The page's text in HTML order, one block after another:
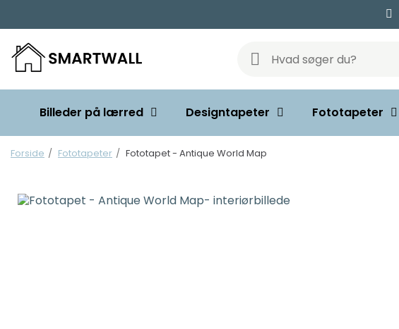
Billeder på lærred Designtapeter Fototapeter
Forside Fototapeter Fototapet - Antique World Map